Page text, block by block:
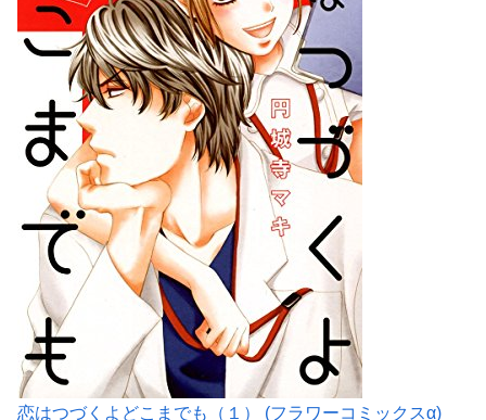
恋はつづくよどこまでも（１） (フラワーコミックスα)